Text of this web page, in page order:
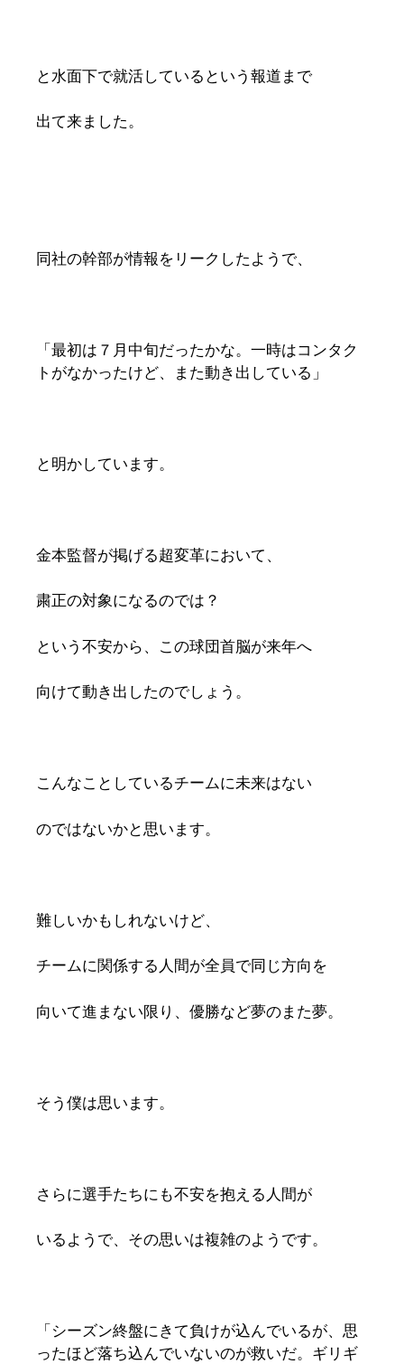
と水面下で就活しているという報道まで
出て来ました。
同社の幹部が情報をリークしたようで、
「最初は７月中旬だったかな。一時はコンタク
トがなかったけど、また動き出している」
と明かしています。
金本監督が掲げる超変革において、
粛正の対象になるのでは？
という不安から、この球団首脳が来年へ
向けて動き出したのでしょう。
こんなことしているチームに未来はない
のではないかと思います。
難しいかもしれないけど、
チームに関係する人間が全員で同じ方向を
向いて進まない限り、優勝など夢のまた夢。
そう僕は思います。
さらに選手たちにも不安を抱える人間が
いるようで、その思いは複雑のようです。
「シーズン終盤にきて負けが込んでいるが、思
ったほど落ち込んでいないのが救いだ。ギリギ